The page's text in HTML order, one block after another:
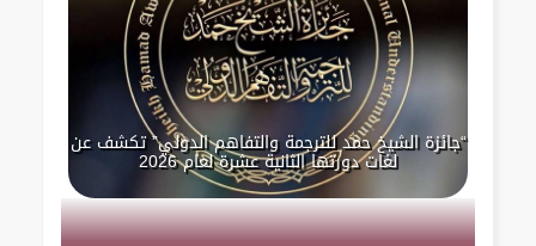
“جائزة الشيخ حمد للترجمة والتفاهم الدولي” تكشف عن
لغات دورتها الثانية عشرة لعام 2026